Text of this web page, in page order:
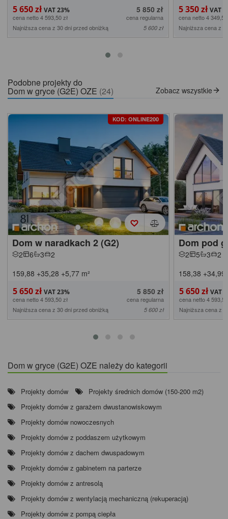
5 650 zł 5 850 zł
cena netto 4 593,50 zł
cena regularna
Najniższa cena z 30 dni przed obniżką
5 600 zł
5 350 zł
cena netto 4 349,59
Najniższa cena z
Podobne projekty do
Dom w gryce (G2E) OZE (24) Zobacz wszystkie
KOD: ONLINE200
Dom w naradkach 2 (G2)
2 6 3
2
159,88 +35,28 +5,77 m²
5 650 zł 5 850 zł
cena netto 4 593,50 zł
cena regularna
Najniższa cena z 30 dni przed obniżką
5 600 zł
Dom pod
2 5 3
2
158,38 +34,99
5 650 zł
cena netto 4
Najniższa cena z
Dom w gryce (G2E) OZE należy do kategorii
Projekty domów
Projekty średnich domów (150-200 m2)
Projekty domów z garażem dwustanowiskowym
Projekty domów nowoczesnych
Projekty domów z poddaszem użytkowym
Projekty domów z dachem dwuspadowym
Projekty domów z gabinetem na parterze
Projekty domów z antresolą
Projekty domów z wentylacją mechaniczną (rekuperacją)
Projekty domów z pompą ciepła